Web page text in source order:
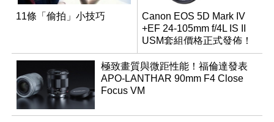
11條「偷拍」小技巧
Canon EOS 5D Mark IV
+EF 24-105mm f/4L IS II
USM套組價格正式發佈！
極致畫質與微距性能！福倫達發表
APO-LANTHAR 90mm F4 Close
Focus VM